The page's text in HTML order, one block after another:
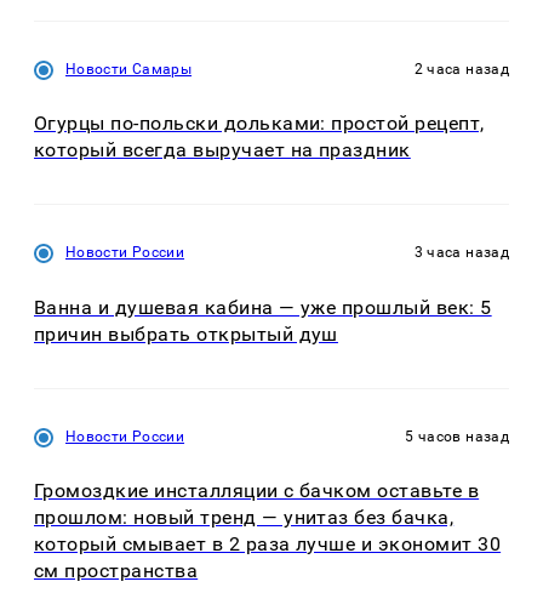
Новости Самары 2 часа назад
Огурцы по‑польски дольками: простой рецепт,
который всегда выручает на праздник
Новости России 3 часа назад
Ванна и душевая кабина — уже прошлый век: 5
причин выбрать открытый душ
Новости России 5 часов назад
Громоздкие инсталляции с бачком оставьте в
прошлом: новый тренд — унитаз без бачка,
который смывает в 2 раза лучше и экономит 30
см пространства